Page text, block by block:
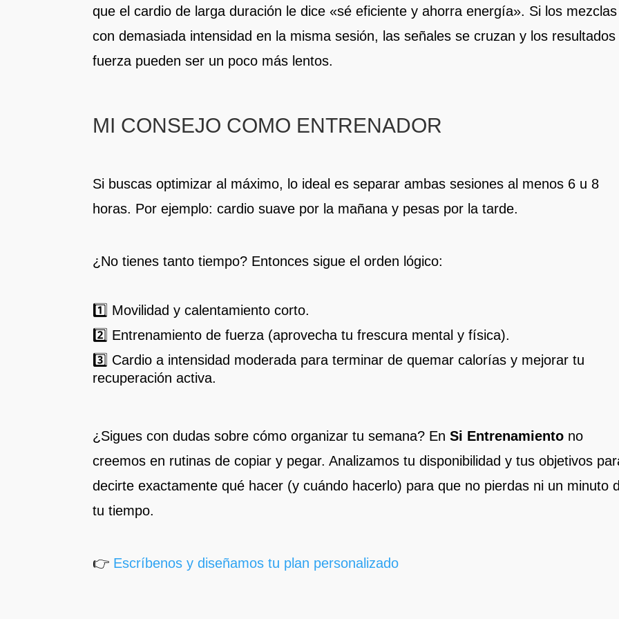
que el cardio de larga duración le dice «sé eficiente y ahorra energía». Si los mezclas
con demasiada intensidad en la misma sesión, las señales se cruzan y los resultados
fuerza pueden ser un poco más lentos.
MI CONSEJO COMO ENTRENADOR
Si buscas optimizar al máximo, lo ideal es separar ambas sesiones al menos 6 u 8
horas. Por ejemplo: cardio suave por la mañana y pesas por la tarde.
¿No tienes tanto tiempo? Entonces sigue el orden lógico:
1️⃣ Movilidad y calentamiento corto.
2️⃣ Entrenamiento de fuerza (aprovecha tu frescura mental y física).
3️⃣ Cardio a intensidad moderada para terminar de quemar calorías y mejorar tu
recuperación activa.
¿Sigues con dudas sobre cómo organizar tu semana? EnSi Entrenamiento no
creemos en rutinas de copiar y pegar. Analizamos tu disponibilidad y tus objetivos
decirte exactamente qué hacer (y cuándo hacerlo) para que no pierdas ni un minuto
tu tiempo.
👉 Escríbenos y diseñamos tu plan personalizado